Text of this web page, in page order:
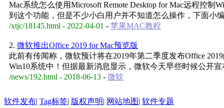
Mac系统怎么使用Microsoft Remote Desktop for Mac远程控
到这个功能，但是不少小白用户并不知道怎么操作，下面小
/xtjc/18145.html - 2022-04-01 - 苹果MAC教程
2. 微软推出Office 2019 for Mac预览版
此前有传闻称，微软预计将在2019年第二季度发布Office
Win10系统中！但据最新消息显示，微软今天早些时候公开
/news/192.html - 2018-06-13 - 微软
软件发布| Tag标签| 版权声明| 网站地图| 软件专题